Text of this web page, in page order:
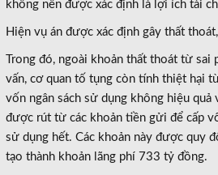
không nên được xác định là lợi ích tài
Hiện vụ án được xác định gây thất
Trong đó, ngoài khoản thất thoát từ
vấn, cơ quan tố tụng còn tính thiệt hại
vốn ngân sách sử dụng không hiệu quả
được rút từ các khoản tiền gửi để cấp
sử dụng hết. Các khoản này được quy
tạo thành khoản lãng phí 733 tỷ đồng.